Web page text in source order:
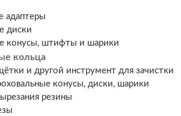
адаптеры
диски
конусы, штифты и шарики
кольца
и другой инструмент для зачистки
конусы, диски, шарики
резины